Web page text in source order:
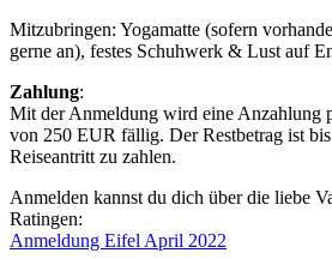
Mitzubringen: Yogamatte (sofern
gerne an), festes Schuhwerk & Lust auf
Zahlung:
Mit der Anmeldung wird eine Anzahlung
von 250 EUR fällig. Der Restbetrag ist bis
Reiseantritt zu zahlen.
Anmelden kannst du dich über die liebe
Ratingen:
Anmeldung Eifel April 2022